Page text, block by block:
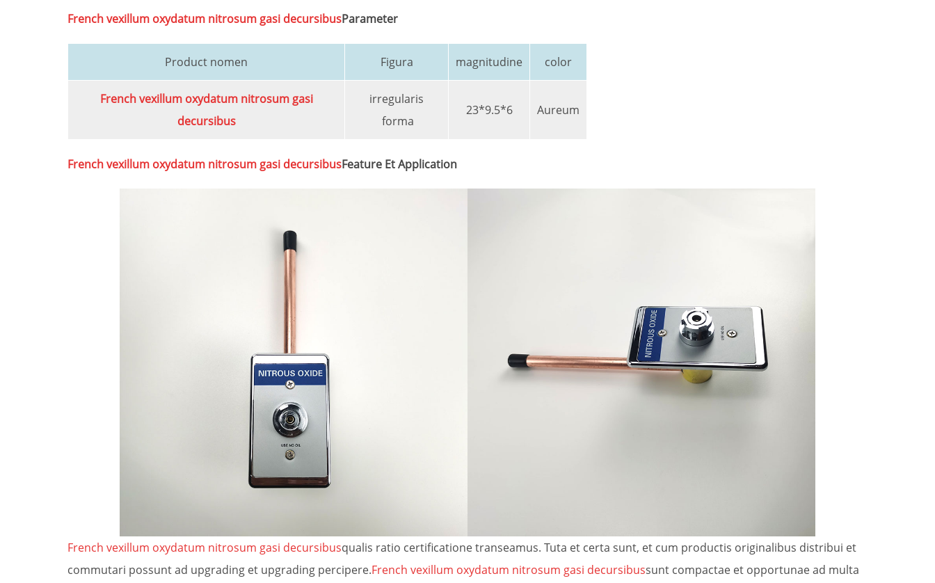
French vexillum oxydatum nitrosum gasi decursibusParameter
Product nomen Figura magnitudine color
French vexillum oxydatum nitrosum gasi
decursibus
irregularis
forma
23*9.5*6 Aureum
French vexillum oxydatum nitrosum gasi decursibusFeature Et Application
French vexillum oxydatum nitrosum gasi decursibusqualis ratio certificatione transeamus. Tuta et certa sunt, et cum productis originalibus distribui et
commutari possunt ad upgrading et upgrading percipere.French vexillum oxydatum nitrosum gasi decursibussunt compactae et opportunae ad multa